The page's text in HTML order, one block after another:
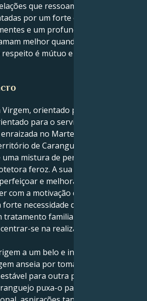
que ressoam com graça e
por um forte caso de amor
e um profundo
melhor quando estão num
é mútuo e a admiração
orientado para os
para o serviço, se confronta
no Marte emocional e
de Caranguejo, a sua
mistura de perfeição logística
feroz. A sua pessoa exterior
e melhorar as coisas, mas
com a motivação que procura no
necessidade de segurança
tratamento familiar e de apoio que
se na realização dos seus
a um belo e intrigante puxão.
anseia por tomar conta de tudo
para outra pessoa. Mas o
puxa-o para um reino de